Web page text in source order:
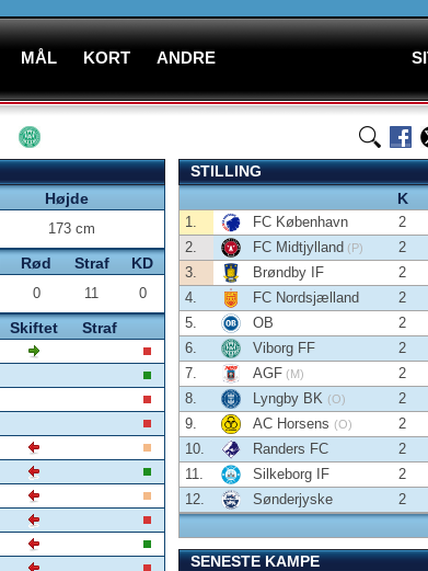
MÅL KORT ANDRE
Højde
173 cm
Rød Straf KD
0 11 0
Skiftet Straf
STILLING
K
1. FC København 2
2.
FC Midtjylland (P) 2
3.
Brøndby IF 2
4.
FC Nordsjælland 2
5.
OB 2
6.
Viborg FF 2
7.
AGF (M) 2
8.
Lyngby BK (O) 2
9.
AC Horsens (O) 2
10.
Randers FC 2
11.
Silkeborg IF 2
12.
Sønderjyske 2
SENESTE KAMPE